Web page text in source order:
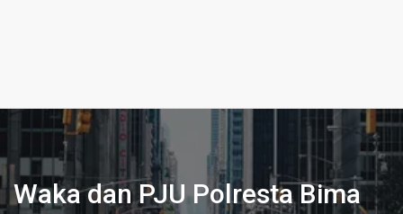
Waka dan PJU Polresta Bima